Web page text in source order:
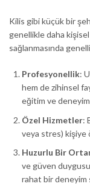
Kilis gibi küçük bir
genellikle daha
sağlanmasında
Profesyonellik:
hem de zihinsel
eğitim ve
Özel Hizmetler:
veya stres) kişiye
Huzurlu Bir
ve güven duygusu
rahat bir deneyim